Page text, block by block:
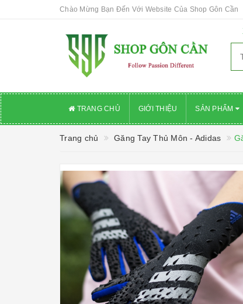
Chào Mừng Bạn Đến Với Website Của Shop Gôn Cần
TRANG CHỦ GIỚI THIỆU SẢN PHẨM
Trang chủ Găng Tay Thủ Môn - Adidas